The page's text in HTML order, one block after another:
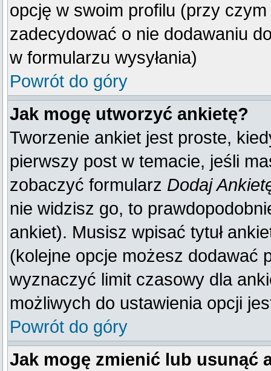
opcję w swoim profilu (przy
zadecydować o nie dodawaniu
w formularzu wysyłania)
Powrót do góry
Jak mogę utworzyć ankietę?
Tworzenie ankiet jest proste,
pierwszy post w temacie, jeśli
zobaczyć formularz Dodaj
nie widzisz go, to
ankiet). Musisz wpisać tytuł
(kolejne opcje możesz dodawać
wyznaczyć limit czasowy dla
możliwych do ustawienia opcji
Powrót do góry
Jak mogę zmienić lub usunąć